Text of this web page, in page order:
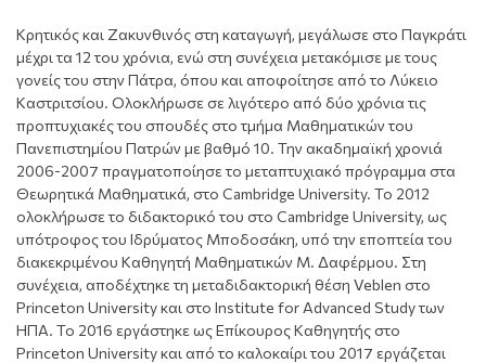
Κρητικός και Ζακυνθινός στη καταγωγή, μεγάλωσε στο Παγκράτι
μέχρι τα 12 του χρόνια, ενώ στη συνέχεια μετακόμισε με τους
γονείς του στην Πάτρα, όπου και αποφοίτησε από το Λύκειο
Καστριτσίου. Ολοκλήρωσε σε λιγότερο από δύο χρόνια τις
προπτυχιακές του σπουδές στο τμήμα Μαθηματικών του
Πανεπιστημίου Πατρών με βαθμό 10. Την ακαδημαϊκή χρονιά
2006-2007 πραγματοποίησε το μεταπτυχιακό πρόγραμμα στα
Θεωρητικά Μαθηματικά, στο Cambridge University. Το 2012
ολοκλήρωσε το διδακτορικό του στο Cambridge University, ως
υπότροφος του Ιδρύματος Μποδοσάκη, υπό την εποπτεία του
διακεκριμένου Καθηγητή Μαθηματικών Μ. Δαφέρμου. Στη
συνέχεια, αποδέχτηκε τη μεταδιδακτορική θέση Veblen στο
Princeton University και στο Institute for Advanced Study των
ΗΠΑ. Το 2016 εργάστηκε ως Επίκουρος Καθηγητής στο
Princeton University και από το καλοκαίρι του 2017 εργάζεται